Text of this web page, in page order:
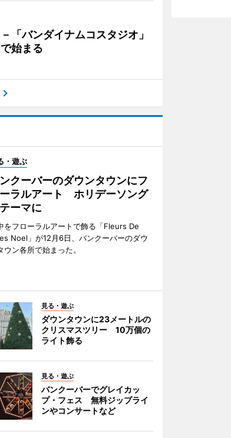
「バンダイナムコスタジオ」
始まる
・遊ぶ
クーバーのダウンタウンにフ
ラルアート ホリデーソング
ーマに
をフローラルアートで飾る「Fleurs De
Noel」が12月6日、バンクーバーのダウ
ウン各所で始まった。
見る・遊ぶ
ダウンタウンに23メートルの
クリスマスツリー 10万個の
ライト飾る
見る・遊ぶ
バンクーバーでグレイカッ
プ・フェス 無料ジップライ
ンやコンサートなど